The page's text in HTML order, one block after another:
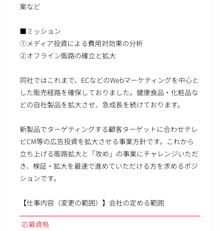
案など
■ミッション
①メディア投資による費用対効果の分析
②オフライン販路の確立と拡大
同社ではこれまで、ECなどのWebマーケティングを中心と
した販売経路を確保しておりました。健康食品・化粧品な
どの自社製品を拡大させ、急成長を続けております。
新製品でターゲティングする顧客ターゲットに合わせテレ
ビCM等の広告投資を拡大させる事業方針です。これから
立ち上げる販路拡大と「攻め」の事業にチャレンジいただ
き、検証・拡大を最速で進めていただける方を求めるポジ
ションです。
【仕事内容（変更の範囲）】会社の定める範囲
応募資格